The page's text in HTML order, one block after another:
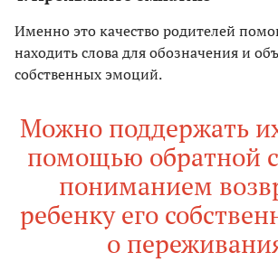
Именно это качество родителей
находить слова для обозначения и
собственных эмоций.
Можно поддержать
помощью обратной
пониманием
ребенку его
о